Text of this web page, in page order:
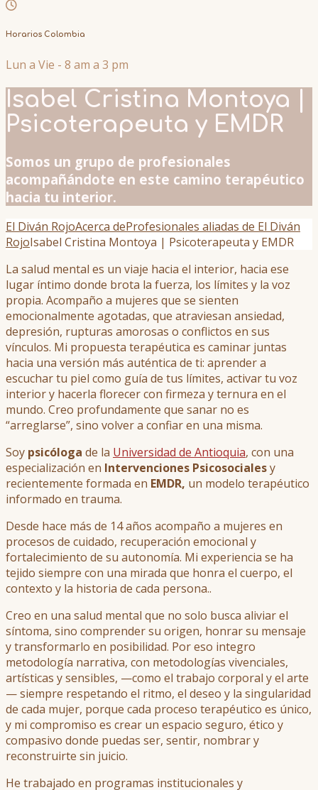
Horarios Colombia
Lun a Vie - 8 am a 3 pm
Isabel Cristina Montoya |
Psicoterapeuta y EMDR
Somos un grupo de profesionales
acompañándote en este camino terapéutico
hacia tu interior.
El Diván RojoAcerca deProfesionales aliadas de El Diván
RojoIsabel Cristina Montoya | Psicoterapeuta y EMDR
La salud mental es un viaje hacia el interior, hacia ese
lugar íntimo donde brota la fuerza, los límites y la voz
propia. Acompaño a mujeres que se sienten
emocionalmente agotadas, que atraviesan ansiedad,
depresión, rupturas amorosas o conflictos en sus
vínculos. Mi propuesta terapéutica es caminar juntas
hacia una versión más auténtica de ti: aprender a
escuchar tu piel como guía de tus límites, activar tu voz
interior y hacerla florecer con firmeza y ternura en el
mundo. Creo profundamente que sanar no es
“arreglarse”, sino volver a confiar en una misma.
Soy psicóloga de la Universidad de Antioquia, con una
especialización en Intervenciones Psicosocialesy
recientemente formada en EMDR, un modelo terapéutico
informado en trauma.
Desde hace más de 14 años acompaño a mujeres en
procesos de cuidado, recuperación emocional y
fortalecimiento de su autonomía. Mi experiencia se ha
tejido siempre con una mirada que honra el cuerpo, el
contexto y la historia de cada persona..
Creo en una salud mental que no solo busca aliviar el
síntoma, sino comprender su origen, honrar su mensaje
y transformarlo en posibilidad. Por eso integro
metodología narrativa, con metodologías vivenciales,
artísticas y sensibles, —como el trabajo corporal y el arte
— siempre respetando el ritmo, el deseo y la singularidad
de cada mujer, porque cada proceso terapéutico es único,
y mi compromiso es crear un espacio seguro, ético y
compasivo donde puedas ser, sentir, nombrar y
reconstruirte sin juicio.
He trabajado en programas institucionales y